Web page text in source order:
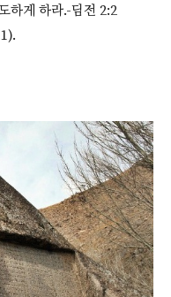
하게 하라.-딤전 2:2